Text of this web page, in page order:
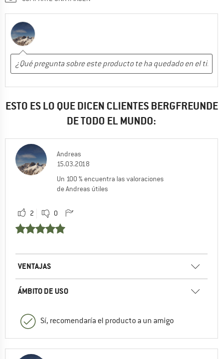
ESTO ES LO QUE DICEN CLIENTES BERGFREUNDE
DE TODO EL MUNDO:
Andreas
15.03.2018
Un 100 % encuentra las valoraciones
de Andreas útiles
2 0
VENTAJAS
ÁMBITO DE USO
Sí, recomendaría el producto a un amigo